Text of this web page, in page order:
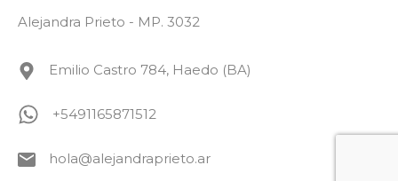
Alejandra Prieto - MP. 3032
Emilio Castro 784, Haedo (BA)
+5491165871512
hola@alejandraprieto.ar